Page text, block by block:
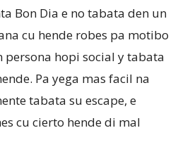
Bon Dia e no tabata den un
cu hende robes pa motibo
persona hopi social y tabata
Pa yega mas facil na
tabata su escape, e
cu cierto hende di mal